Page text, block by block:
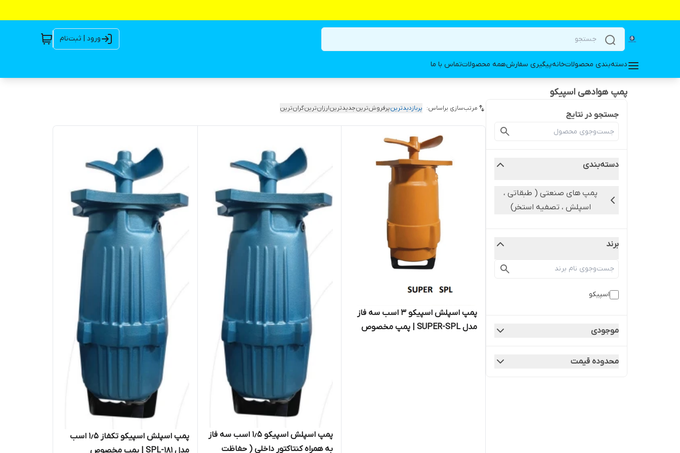
ورود | ثبت‌نام
دسته‌بندی محصولاتخانهپیگیری سفارشهمه محصولاتتماس با ما
پمپ هوادهی اسپیکو
جستجو در نتایج
دسته‌بندی
پمپ های صنعتی ( طبقاتی ،
اسپلش ، تصفیه استخر)
برند
اسپیکو
موجودی
محدوده قیمت
مرتب‌سازی براساس: پربازدیدترینپرفروش‌ترینجدیدترینارزان‌ترینگران‌ترین
پمپ اسپلش اسپیکو 3 اسب سه فاز
مدل SUPER-SPL | پمپ مخصوص
پمپ اسپلش اسپیکو ۱٫۵ اسب سه فاز
به همراه کنتاکتور داخلی ( حفاظت
پمپ اسپلش اسپیکو تکفاز ۱٫۵ اسب
مدل SPL-181 | پمپ مخصوص